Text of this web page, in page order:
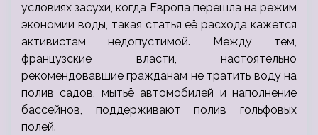
условиях засухи, когда Европа перешла на режим
экономии воды, такая статья её расхода кажется
активистам недопустимой. Между тем,
французские власти, настоятельно
рекомендовавшие гражданам не тратить воду на
полив садов, мытьё автомобилей и наполнение
бассейнов, поддерживают полив гольфовых
полей.